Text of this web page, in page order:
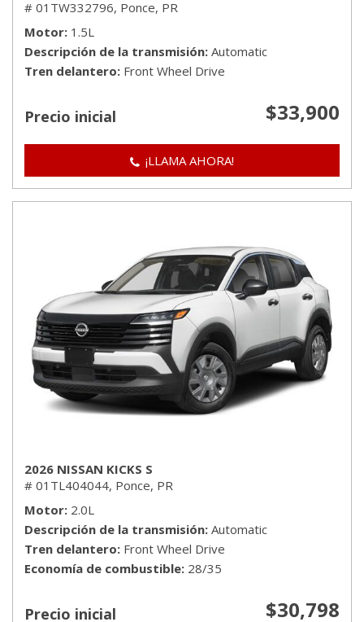
# 01TW332796, Ponce, PR
Motor 1.5L
Descripción de la transmisión Automatic
Tren delantero Front Wheel Drive
Precio inicial $33,900
¡LLAMA AHORA!
2026 NISSAN KICKS S
# 01TL404044, Ponce, PR
Motor 2.0L
Descripción de la transmisión Automatic
Tren delantero Front Wheel Drive
Economía de combustible 28/35
Precio inicial $30,798